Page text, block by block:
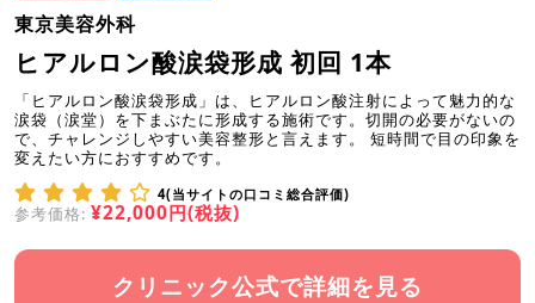
東京美容外科
ヒアルロン酸涙袋形成 初回 1本
「ヒアルロン酸涙袋形成」は、ヒアルロン酸注射によって魅力的な
涙袋（涙堂）を下まぶたに形成する施術です。切開の必要がないの
で、チャレンジしやすい美容整形と言えます。 短時間で目の印象を
変えたい方におすすめです。
4(当サイトの口コミ総合評価)
参考価格: ¥22,000円(税抜)
クリニック公式で詳細を見る